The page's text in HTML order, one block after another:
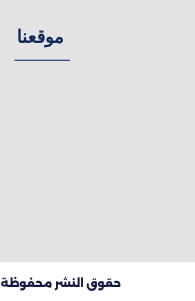
موقعنا
حقوق النشر محفوظة 2026 ©